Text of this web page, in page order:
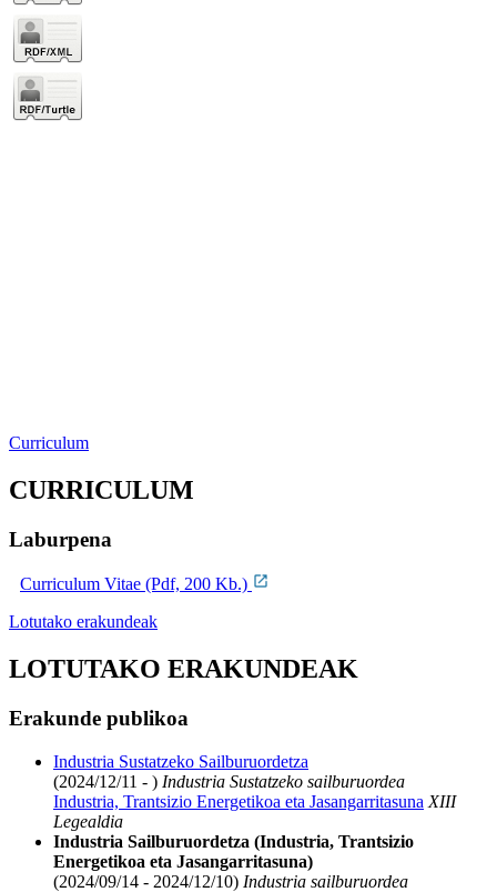
Curriculum
CURRICULUM
Laburpena
Curriculum Vitae (Pdf, 200 Kb.)
Lotutako erakundeak
LOTUTAKO ERAKUNDEAK
Erakunde publikoa
Industria Sustatzeko Sailburuordetza
(2024/12/11 - ) Industria Sustatzeko sailburuordea
Industria, Trantsizio Energetikoa eta Jasangarritasuna XIII
Legealdia
Industria Sailburuordetza (Industria, Trantsizio
Energetikoa eta Jasangarritasuna)
(2024/09/14 - 2024/12/10) Industria sailburuordea